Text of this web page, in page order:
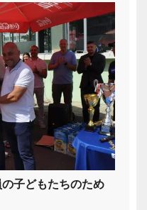
子どもたちのため